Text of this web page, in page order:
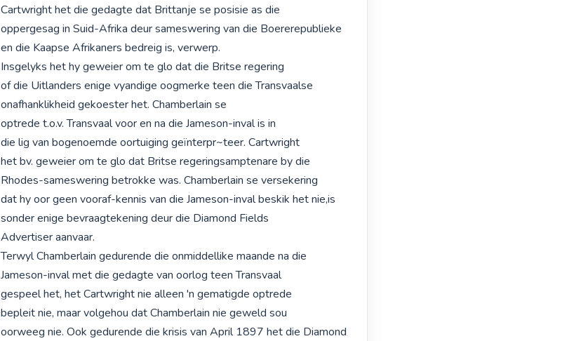
Cartwright het die gedagte dat Brittanje se posisie as die
oppergesag in Suid-Afrika deur sameswering van die Boererepublieke
en die Kaapse Afrikaners bedreig is, verwerp.
Insgelyks het hy geweier om te glo dat die Britse regering
of die Uitlanders enige vyandige oogmerke teen die Transvaalse
onafhanklikheid gekoester het. Chamberlain se
optrede t.o.v. Transvaal voor en na die Jameson-inval is in
die lig van bogenoemde oortuiging geïnterpr~teer. Cartwright
het bv. geweier om te glo dat Britse regeringsamptenare by die
Rhodes-sameswering betrokke was. Chamberlain se versekering
dat hy oor geen vooraf-kennis van die Jameson-inval beskik het nie,is
sonder enige bevraagtekening deur die Diamond Fields
Advertiser aanvaar.
Terwyl Chamberlain gedurende die onmiddellike maande na die
Jameson-inval met die gedagte van oorlog teen Transvaal
gespeel het, het Cartwright nie alleen 'n gematigde optrede
bepleit nie, maar volgehou dat Chamberlain nie geweld sou
oorweeg nie. Ook gedurende die krisis van April 1897 het die Diamond